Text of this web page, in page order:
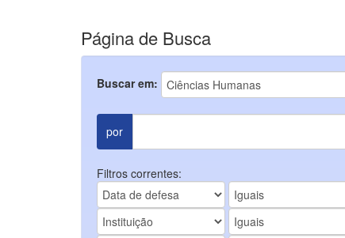
Página de Busca
Buscar em:
por
Filtros correntes: